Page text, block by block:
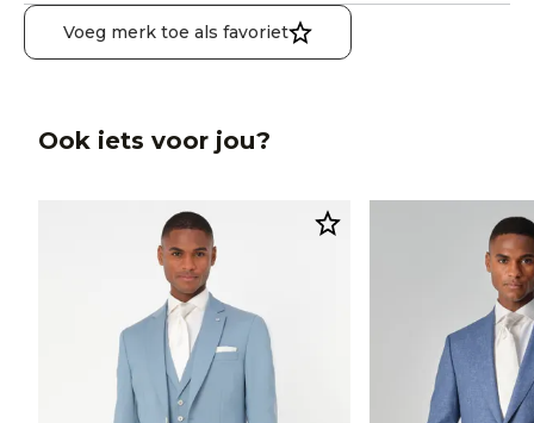
Voeg merk toe als favoriet
Ook iets voor jou?